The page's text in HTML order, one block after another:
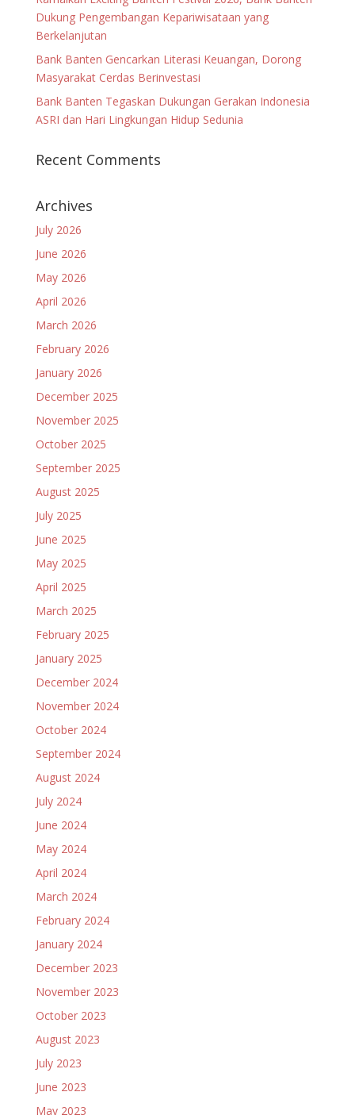
Dukung Pengembangan Kepariwisataan yang
Berkelanjutan
Bank Banten Gencarkan Literasi Keuangan, Dorong
Masyarakat Cerdas Berinvestasi
Bank Banten Tegaskan Dukungan Gerakan Indonesia
ASRI dan Hari Lingkungan Hidup Sedunia
Recent Comments
Archives
July 2026
June 2026
May 2026
April 2026
March 2026
February 2026
January 2026
December 2025
November 2025
October 2025
September 2025
August 2025
July 2025
June 2025
May 2025
April 2025
March 2025
February 2025
January 2025
December 2024
November 2024
October 2024
September 2024
August 2024
July 2024
June 2024
May 2024
April 2024
March 2024
February 2024
January 2024
December 2023
November 2023
October 2023
August 2023
July 2023
June 2023
May 2023